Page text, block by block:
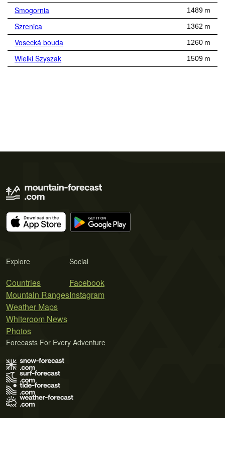
Smogornia 1489 m
Szrenica 1362 m
Vosecká bouda 1260 m
Wielki Szyszak 1509 m
Explore
Countries
Mountain Ranges
Weather Maps
Whiteroom News
Photos
Social
Facebook
Instagram
Forecasts For Every Adventure